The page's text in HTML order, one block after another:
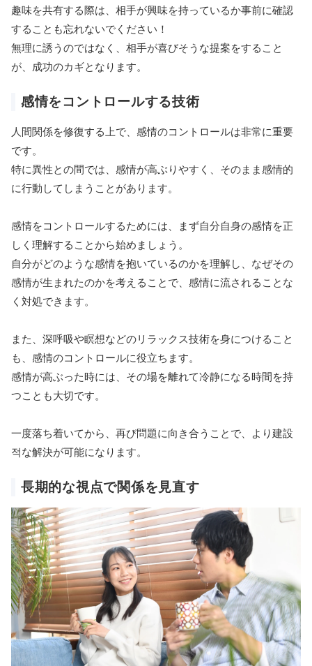
趣味を共有する際は、相手が興味を持っているか事前に確認
することも忘れないでください！
無理に誘うのではなく、相手が喜びそうな提案をすること
が、成功のカギとなります。
感情をコントロールする技術
人間関係を修復する上で、感情のコントロールは非常に重要
です。
特に異性との間では、感情が高ぶりやすく、そのまま感情的
に行動してしまうことがあります。
感情をコントロールするためには、まず自分自身の感情を正
しく理解することから始めましょう。
自分がどのような感情を抱いているのかを理解し、なぜその
感情が生まれたのかを考えることで、感情に流されることな
く対処できます。
また、深呼吸や瞑想などのリラックス技術を身につけること
も、感情のコントロールに役立ちます。
感情が高ぶった時には、その場を離れて冷静になる時間を持
つことも大切です。
一度落ち着いてから、再び問題に向き合うことで、より建設
적な解決が可能になります。
長期的な視点で関係を見直す